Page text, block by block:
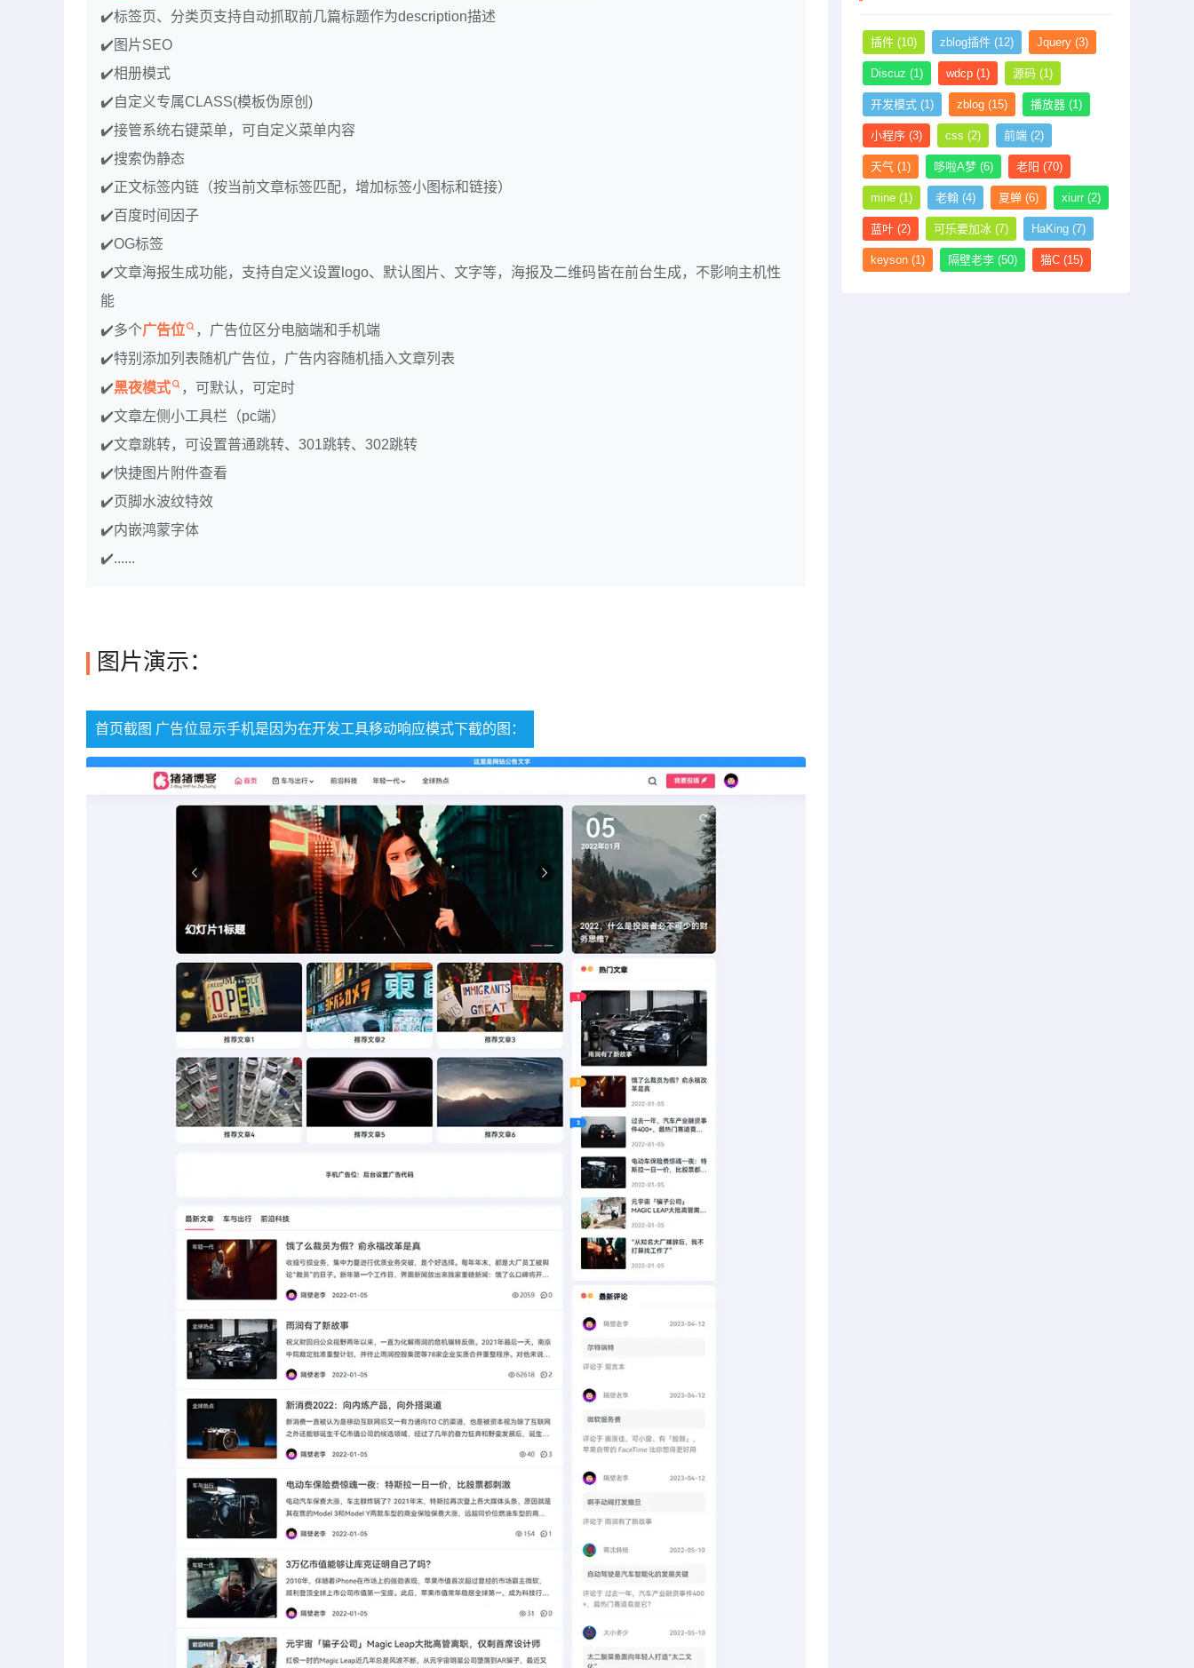
✔️标签页、分类页支持自动抓取前几篇标题作为description描述
✔️图片SEO
✔️相册模式
✔️自定义专属CLASS(模板伪原创)
✔️接管系统右键菜单，可自定义菜单内容
✔️搜索伪静态
✔️正文标签内链（按当前文章标签匹配，增加标签小图标和链接）
✔️百度时间因子
✔️OG标签
✔️文章海报生成功能，支持自定义设置logo、默认图片、文字等，海报及二维码皆在前台生成，不影响主机性
能
✔️多个广告位
，广告位区分电脑端和手机端
✔️特别添加列表随机广告位，广告内容随机插入文章列表
✔️黑夜模式
，可默认，可定时
✔️文章左侧小工具栏（pc端）
✔️文章跳转，可设置普通跳转、301跳转、302跳转
✔️快捷图片附件查看
✔️页脚水波纹特效
✔️内嵌鸿蒙字体
✔️......
图片演示：
首页截图 广告位显示手机是因为在开发工具移动响应模式下截的图：
插件 (10) zblog插件 (12) Jquery (3)
Discuz (1) wdcp (1) 源码 (1)
开发模式 (1) zblog (15) 播放器 (1)
小程序 (3) css (2) 前端 (2)
天气 (1) 哆啦A梦 (6) 老阳 (70)
mine (1) 老翰 (4) 夏蝉 (6) xiurr (2)
蓝叶 (2) 可乐要加冰 (7) HaKing (7)
keyson (1) 隔壁老李 (50) 猫C (15)